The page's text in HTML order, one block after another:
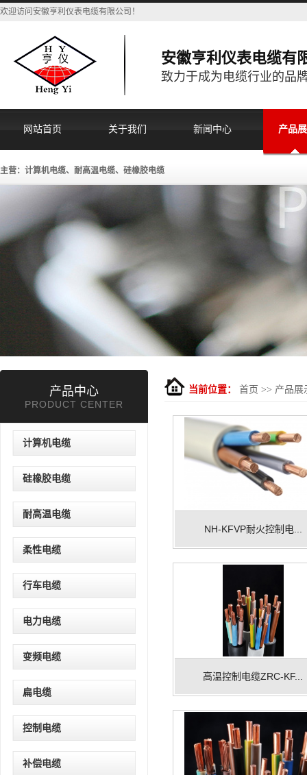
欢迎访问安徽亨利仪表电缆有限公司！
安徽亨利仪表电缆
致力于成为电缆行业的品
网站首页 关于我们 新闻中心 产品
主营：计算机电缆、耐高温电缆、硅橡胶电缆
当前位置： 首页 >> 产品展
NH-KFVP耐火控制电...
高温控制电缆ZRC-KF...
产品中心
PRODUCT CENTER
计算机电缆
硅橡胶电缆
耐高温电缆
柔性电缆
行车电缆
电力电缆
变频电缆
扁电缆
控制电缆
补偿电缆